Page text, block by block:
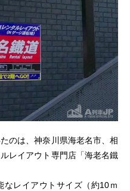
のは、神奈川県海老名市、相
レイアウト専門店「海老名鐵
なレイアウトサイズ（約10ｍ